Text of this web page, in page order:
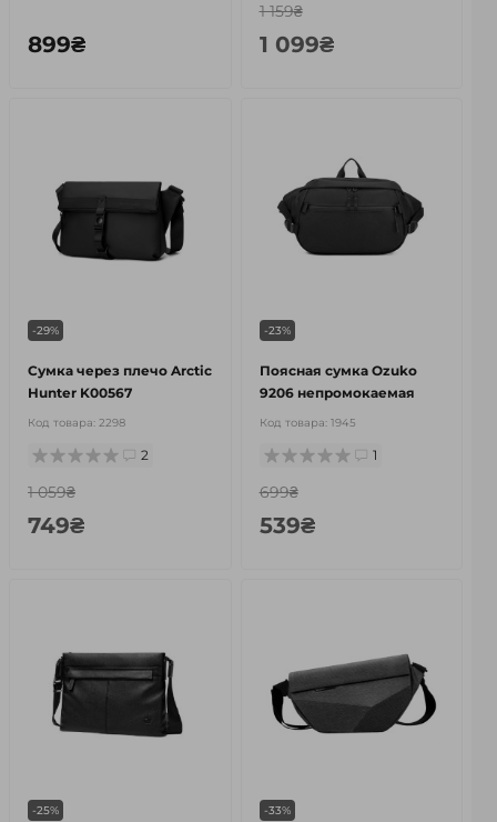
899₴
1 159₴
1 099₴
-29%
Сумка через плечо Arctic
Hunter K00567
Код товара: 2298
2
1 059₴
749₴
-23%
Поясная сумка Ozuko
9206 непромокаемая
Код товара: 1945
1
699₴
539₴
-25% -33%